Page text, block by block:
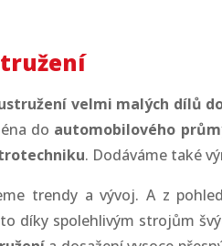
velmi malých dílů
do automobilového
. Dodáváme také
trendy a vývoj. A z
díky spolehlivým strojům